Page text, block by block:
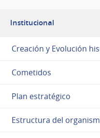
Institucional
Creación y Evolución
Cometidos
Plan estratégico
Estructura del